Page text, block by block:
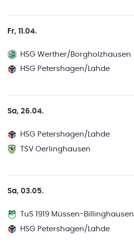
Fr, 11.04.
HSG Werther/Borgholzhausen
HSG Petershagen/Lahde
Sa, 26.04.
HSG Petershagen/Lahde
TSV Oerlinghausen
Sa, 03.05.
TuS 1919 Müssen-Billinghausen
HSG Petershagen/Lahde